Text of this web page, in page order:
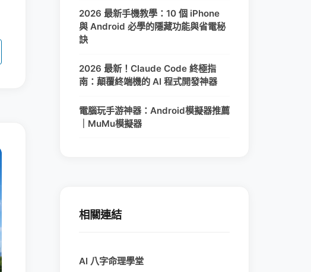
2026 最新手機教學：10 個 iPhone
與 Android 必學的隱藏功能與省電秘
訣
2026 最新！Claude Code 終極指
南：顛覆終端機的 AI 程式開發神器
電腦玩手游神器：Android模擬器推薦
｜MuMu模擬器
相關連結
AI 八字命理學堂